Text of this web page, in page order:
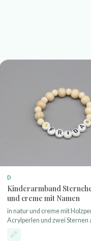
D
Kinderarmband
und creme mit Namen
in natur und creme mit
Acrylperlen und zwei Sternen
Motivperlen aufgefädelt auf
elastischem Stretchband Die